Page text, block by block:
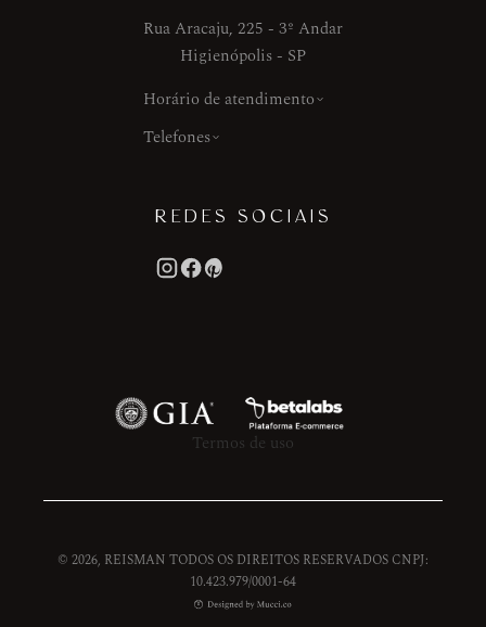
Rua Aracaju, 225 - 3º Andar
Higienópolis - SP
Horário de atendimento
Telefones
REDES SOCIAIS
Termos de uso
© 2026, REISMAN TODOS OS DIREITOS RESERVADOS CNPJ:
10.423.979/0001-64